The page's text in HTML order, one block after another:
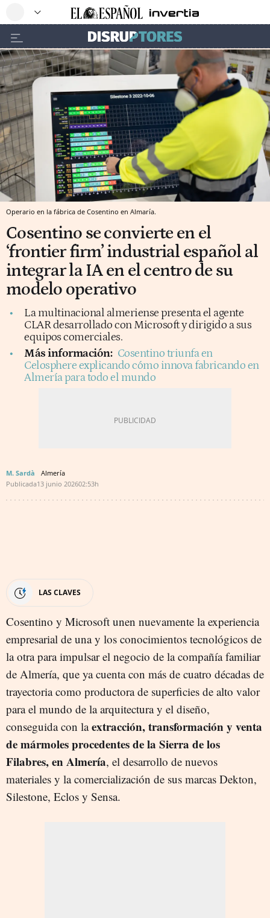
Operario en la fábrica de Cosentino en Almaría.
Cosentino se convierte en el
‘frontier firm’ industrial español al
integrar la IA en el centro de su
modelo operativo
La multinacional almeriense presenta el agente
CLAR desarrollado con Microsoft y dirigido a sus
equipos comerciales.
Más información: Cosentino triunfa en
Celosphere explicando cómo innova fabricando en
Almería para todo el mundo
M. Sardà
Almería
Publicada13 junio 202602:53h
LAS CLAVES
Cosentino y Microsoft unen nuevamente la experiencia
empresarial de una y los conocimientos tecnológicos de
la otra para impulsar el negocio de la compañía familiar
de Almería, que ya cuenta con más de cuatro décadas de
trayectoria como productora de superficies de alto valor
para el mundo de la arquitectura y el diseño,
conseguida con laextracción, transformación y venta
de mármoles procedentes de la Sierra de los
Filabres, en Almería, el desarrollo de nuevos
materiales y la comercialización de sus marcas Dekton,
Silestone, Eclos y Sensa.